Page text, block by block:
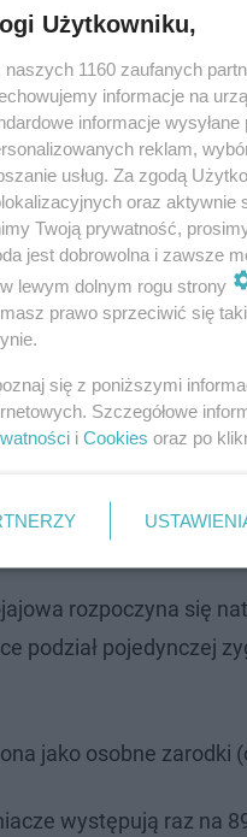
bliźniaczej;
trojaczej,
rozpoczyna się
podział pojedynczej
jako osobne zarodki
występują raz na
Użytkowniku,
naszych 1160 zaufanych
informacje na
informacje
reklam,
usług. Za zgodą
oraz aktywnie
Twoją prywatność,
jest dobrowolna i zawsze
lewym dolnym rogu strony
prawo sprzeciwić się
się z poniższymi
Szczegółowe
i Cookies oraz po